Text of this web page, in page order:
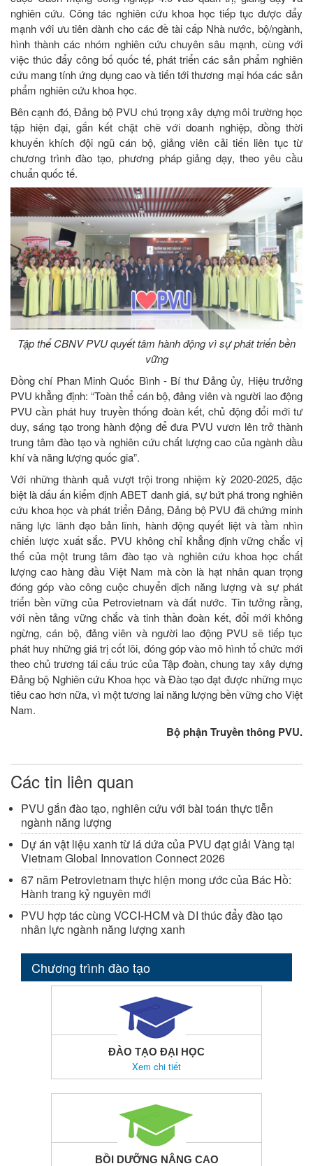
nghiên cứu. Công tác nghiên cứu khoa học tiếp tục được đẩy
mạnh với ưu tiên dành cho các đề tài cấp Nhà nước, bộ/ngành,
hình thành các nhóm nghiên cứu chuyên sâu mạnh, cùng với
việc thúc đẩy công bố quốc tế, phát triển các sản phẩm nghiên
cứu mang tính ứng dụng cao và tiến tới thương mại hóa các sản
phẩm nghiên cứu khoa học.
Bên cạnh đó, Đảng bộ PVU chú trọng xây dựng môi trường học
tập hiện đại, gắn kết chặt chẽ với doanh nghiệp, đồng thời
khuyến khích đội ngũ cán bộ, giảng viên cải tiến liên tục từ
chương trình đào tạo, phương pháp giảng dạy, theo yêu cầu
chuẩn quốc tế.
Tập thể CBNV PVU quyết tâm hành động vì sự phát triển bền
vững
Đồng chí Phan Minh Quốc Bình - Bí thư Đảng ủy, Hiệu trưởng
PVU khẳng định: “Toàn thể cán bộ, đảng viên và người lao động
PVU cần phát huy truyền thống đoàn kết, chủ động đổi mới tư
duy, sáng tạo trong hành động để đưa PVU vươn lên trở thành
trung tâm đào tạo và nghiên cứu chất lượng cao của ngành dầu
khí và năng lượng quốc gia”.
Với những thành quả vượt trội trong nhiệm kỳ 2020-2025, đặc
biệt là dấu ấn kiểm định ABET danh giá, sự bứt phá trong nghiên
cứu khoa học và phát triển Đảng, Đảng bộ PVU đã chứng minh
năng lực lãnh đạo bản lĩnh, hành động quyết liệt và tầm nhìn
chiến lược xuất sắc. PVU không chỉ khẳng định vững chắc vị
thế của một trung tâm đào tạo và nghiên cứu khoa học chất
lượng cao hàng đầu Việt Nam mà còn là hạt nhân quan trọng
đóng góp vào công cuộc chuyển dịch năng lượng và sự phát
triển bền vững của Petrovietnam và đất nước. Tin tưởng rằng,
với nền tảng vững chắc và tinh thần đoàn kết, đổi mới không
ngừng, cán bộ, đảng viên và người lao động PVU sẽ tiếp tục
phát huy những giá trị cốt lõi, đóng góp vào mô hình tổ chức mới
theo chủ trương tái cấu trúc của Tập đoàn, chung tay xây dựng
Đảng bộ Nghiên cứu Khoa học và Đào tạo đạt được những mục
tiêu cao hơn nữa, vì một tương lai năng lượng bền vững cho Việt
Nam.
Bộ phận Truyền thông PVU.
Các tin liên quan
PVU gắn đào tạo, nghiên cứu với bài toán thực tiễn
ngành năng lượng
Dự án vật liệu xanh từ lá dứa của PVU đạt giải Vàng tại
Vietnam Global Innovation Connect 2026
67 năm Petrovietnam thực hiện mong ước của Bác Hồ:
Hành trang kỷ nguyên mới
PVU hợp tác cùng VCCI-HCM và DI thúc đẩy đào tạo
nhân lực ngành năng lượng xanh
Chương trình đào tạo
ĐÀO TẠO ĐẠI HỌC
Xem chi tiết
BỒI DƯỠNG NÂNG CAO